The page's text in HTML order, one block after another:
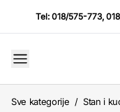
Tel:018/575-773,
Sve kategorije / Stan i